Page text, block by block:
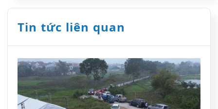
Tin tức liên quan